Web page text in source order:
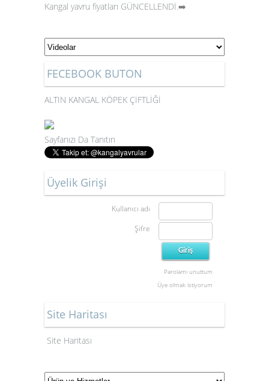
Kangal yavru fiyatları GÜNCELLENDİ.➡️
FECEBOOK BUTON
ALTIN KANGAL KÖPEK ÇİFTLİĞİ
Sayfanızı Da Tanıtın
Üyelik Girişi
Kullanıcı adı
Şifre
Parolamı unuttum
Üye olmak istiyorum
Site Haritası
Site Haritası